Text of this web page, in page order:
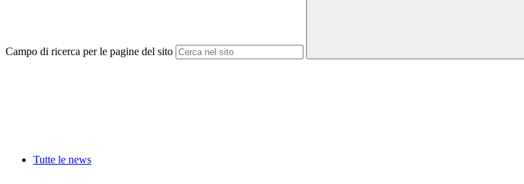
Campo di ricerca per le pagine del sito
Tutte le news